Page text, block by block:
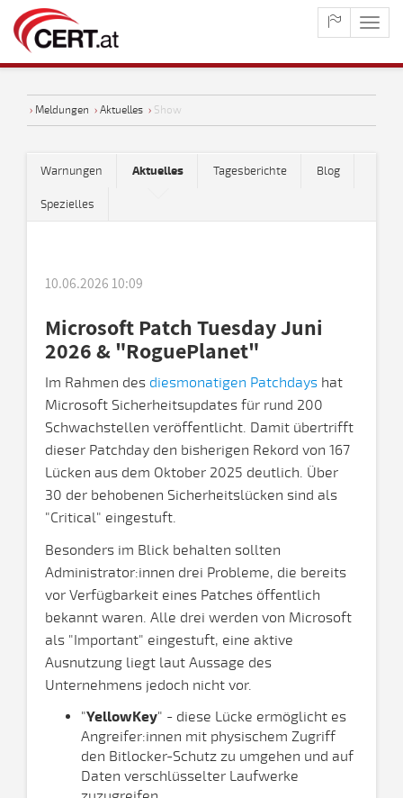
› Meldungen › Aktuelles › Show
Warnungen Aktuelles Tagesberichte Blog
Spezielles
10.06.2026 10:09
Microsoft Patch Tuesday Juni
2026 & "RoguePlanet"
Im Rahmen des diesmonatigen Patchdays hat
Microsoft Sicherheitsupdates für rund 200
Schwachstellen veröffentlicht. Damit übertrifft
dieser Patchday den bisherigen Rekord von 167
Lücken aus dem Oktober 2025 deutlich. Über
30 der behobenen Sicherheitslücken sind als
"Critical" eingestuft.
Besonders im Blick behalten sollten
Administrator:innen drei Probleme, die bereits
vor Verfügbarkeit eines Patches öffentlich
bekannt waren. Alle drei werden von Microsoft
als "Important" eingestuft, eine aktive
Ausnutzung liegt laut Aussage des
Unternehmens jedoch nicht vor.
"YellowKey" - diese Lücke ermöglicht es
Angreifer:innen mit physischem Zugriff
den Bitlocker-Schutz zu umgehen und auf
Daten verschlüsselter Laufwerke